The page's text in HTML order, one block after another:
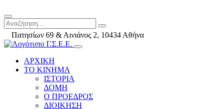
Πατησίων 69 & Αινιάνος 2, 10434 Αθήνα
ΑΡΧΙΚΗ
ΤΟ ΚΙΝΗΜΑ
ΙΣΤΟΡΙΑ
ΔΟΜΗ
Ο ΠΡΟΕΔΡΟΣ
ΔΙΟΙΚΗΣΗ